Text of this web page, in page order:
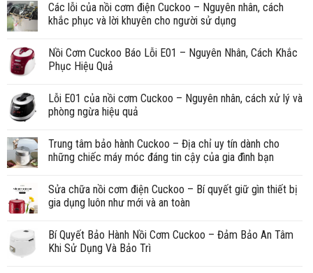
Các lỗi của nồi cơm điện Cuckoo – Nguyên nhân, cách
khắc phục và lời khuyên cho người sử dụng
Nồi Cơm Cuckoo Báo Lỗi E01 – Nguyên Nhân, Cách Khắc
Phục Hiệu Quả
Lỗi E01 của nồi cơm Cuckoo – Nguyên nhân, cách xử lý và
phòng ngừa hiệu quả
Trung tâm bảo hành Cuckoo – Địa chỉ uy tín dành cho
những chiếc máy móc đáng tin cậy của gia đình bạn
Sửa chữa nồi cơm điện Cuckoo – Bí quyết giữ gìn thiết bị
gia dụng luôn như mới và an toàn
Bí Quyết Bảo Hành Nồi Cơm Cuckoo – Đảm Bảo An Tâm
Khi Sử Dụng Và Bảo Trì